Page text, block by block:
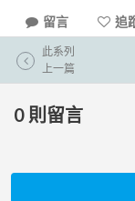
留言 追
此系列
上一篇
0 則留言